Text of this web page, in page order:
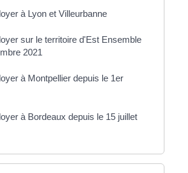
à Lyon et Villeurbanne
sur le territoire d'Est Ensemble
2021
à Montpellier depuis le 1er
à Bordeaux depuis le 15 juillet